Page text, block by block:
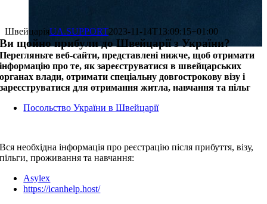
ШвейцаріяUA.SUPPORT2023-11-14T13:09:15+01:00
Ви щойно прибули до Швейцарії з України?
Перегляньте веб-сайти, представлені нижче, щоб отримати
інформацію про те, як зареєструватися в швейцарських
органах влади, отримати спеціальну довгострокову візу і
зареєструватися для отримання житла, навчання та пільг
Посольство України в Швейцарії
Вся необхідна інформація про реєстрацію після прибуття, візу,
пільги, проживання та навчання:
Asylex
https://icanhelp.host/